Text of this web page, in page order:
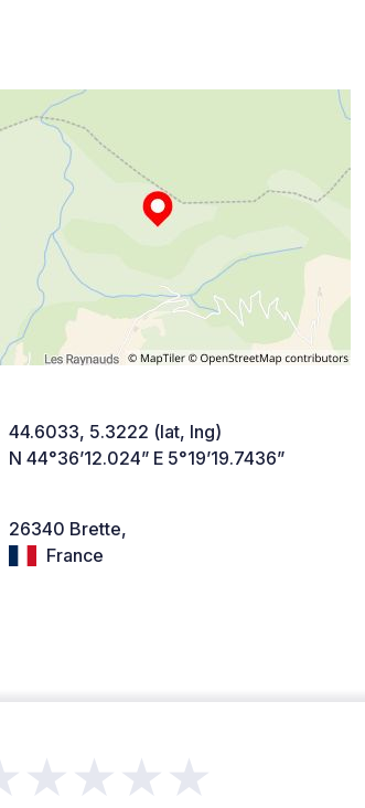
44.6033, 5.3222 (lat, lng)
N 44°36’12.024” E 5°19’19.7436”
26340 Brette,
France